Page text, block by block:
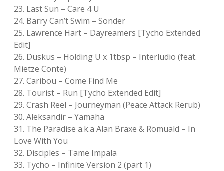
23. Last Sun – Care 4 U
24. Barry Can’t Swim – Sonder
25. Lawrence Hart – Dayreamers [Tycho Extended
Edit]
26. Duskus – Holding U x 1tbsp – Interludio (feat.
Mietze Conte)
27. Caribou – Come Find Me
28. Tourist – Run [Tycho Extended Edit]
29. Crash Reel – Journeyman (Peace Attack Rerub)
30. Aleksandir – Yamaha
31. The Paradise a.k.a Alan Braxe & Romuald – In
Love With You
32. Disciples – Tame Impala
33. Tycho – Infinite Version 2 (part 1)